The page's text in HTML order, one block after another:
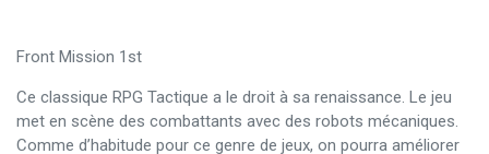
Front Mission 1st
Ce classique RPG Tactique a le droit à sa renaissance. Le jeu
met en scène des combattants avec des robots mécaniques.
Comme d’habitude pour ce genre de jeux, on pourra améliorer